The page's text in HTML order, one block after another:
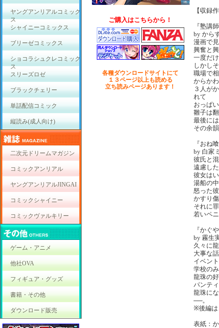
ヤングアンリアルコミック
ス
シャイニーコミックス
ブリーゼコミックス
ショコラシュクレコミック
ス
スリーズロゼ
ブラックチェリー
単話配信コミック
縦読み(成人向け)
二次元ドリームマガジン
コミックアンリアル
ヤングアンリアルJINGAI
コミックシャイニー
コミックヴァルキリー
ゲーム・アニメ
他社OVA
フィギュア・グッズ
書籍・その他
ダウンロード販売
ご購入はこちらから！
各種ダウンロードサイトにて
１３ページ以上も読める
立ち読みページあります！
【収録
『塾講
by から
漫画で
興奮と
一度だ
しかし
職場で
からか
３人が
れて
おっぱ
雛子は
最後に
その余
『おね
by 白家
彼氏と
遠慮し
彼女は
湯船の
怒った
かすり
それに
若いペ
『かぐ
by 霧生
久々に
大事な
イベン
学校の
龍珠の
パンテ
龍珠に
──。
※後編は
表紙：